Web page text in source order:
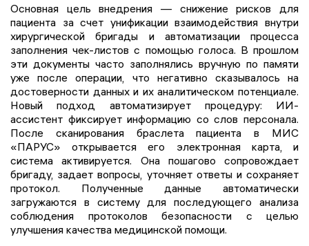
Основная цель внедрения — снижение рисков для
пациента за счет унификации взаимодействия внутри
хирургической бригады и автоматизации процесса
заполнения чек-листов с помощью голоса. В прошлом
эти документы часто заполнялись вручную по памяти
уже после операции, что негативно сказывалось на
достоверности данных и их аналитическом потенциале.
Новый подход автоматизирует процедуру: ИИ-
ассистент фиксирует информацию со слов персонала.
После сканирования браслета пациента в МИС
«ПАРУС» открывается его электронная карта, и
система активируется. Она пошагово сопровождает
бригаду, задает вопросы, уточняет ответы и сохраняет
протокол. Полученные данные автоматически
загружаются в систему для последующего анализа
соблюдения протоколов безопасности с целью
улучшения качества медицинской помощи.